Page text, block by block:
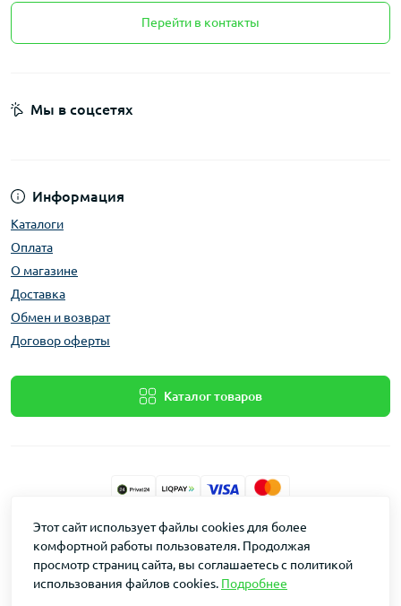
Перейти в контакты
Информация
Каталоги
Оплата
О магазине
Доставка
Обмен и возврат
Договор оферты
Каталог товаров
Мы в соцсетях
Dakin © 2026
Этот сайт использует файлы cookies для более
комфортной работы пользователя. Продолжая
просмотр страниц сайта, вы соглашаетесь с политикой
использования файлов cookies. Подробнее